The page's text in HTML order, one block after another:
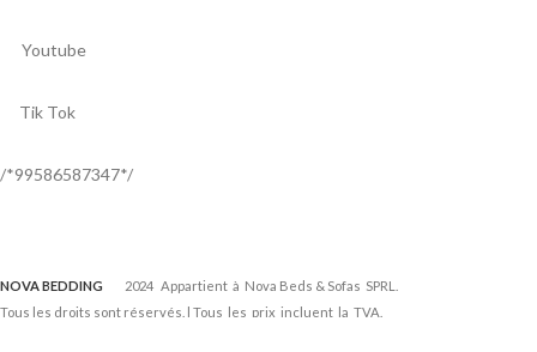
Youtube
Tik Tok
/*99586587347*/
NOVA BEDDING
2024 Appartient à Nova Beds & Sofas SPRL.
Tous les droits sont réservés. | Tous les prix incluent la TVA.